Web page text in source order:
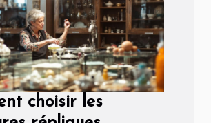
choisir les